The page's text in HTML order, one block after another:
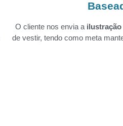
O cliente nos envia a ilustração
de vestir, tendo como meta